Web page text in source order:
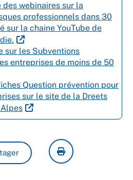
des webinaires sur la
professionnels dans 30
sur la chaine YouTube de
sur les Subventions
entreprises de moins de 50
Question prévention pour
sur le site de la Dreets